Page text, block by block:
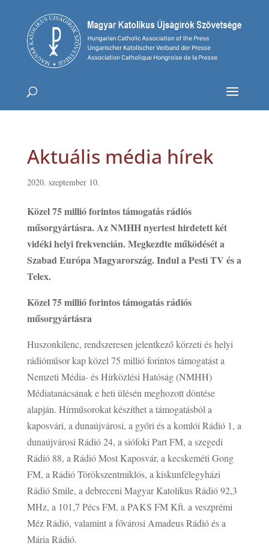
Aktuális média hírek
2020. szeptember 10.
Közel 75 millió forintos támogatás rádiós
műsorgyártásra. Az NMHH nyertest hirdetett két
vidéki helyi frekvencián. Megkezdte működését a
Szabad Európa Magyarország. Indul a Pesti TV és a
Telex.
Közel 75 millió forintos támogatás rádiós
műsorgyártásra
Huszonkilenc, rendszeresen jelentkező körzeti és helyi
rádióműsor kap közel 75 millió forintos támogatást a
Nemzeti Média- és Hírközlési Hatóság (NMHH)
Médiatanácsának e heti ülésén meghozott döntése
alapján. Hírműsorokat készíthet a támogatásból a
kaposvári, a dunaújvárosi, a győri és a komlói Rádió 1, a
dunaújvárosi Rádió 24, a siófoki Part FM, a szegedi
Rádió 88, a Rádió Most Kaposvár, a kecskeméti Gong
FM, a Rádió Törökszentmiklós, a kiskunfélegyházi
Rádió Smile, a debreceni Magyar Katolikus Rádió 92,3
MHz, a 101,7 Pécs FM, a PAKS FM Kft. a veszprémi
Méz Rádió, valamint a fővárosi Amadeus Rádió és a
Mária Rádió.